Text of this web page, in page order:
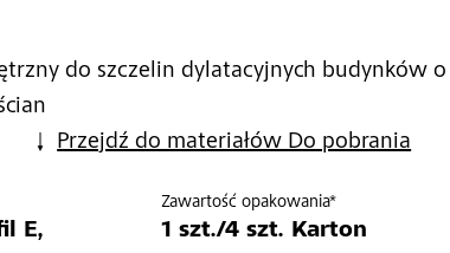
do szczelin dylatacyjnych budynków o
Przejdź do materiałów Do pobrania
E,
Zawartość opakowania*
1 szt./4 szt. Karton